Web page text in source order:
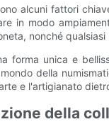
alcuni fattori
in modo
nonché
forma unica e
della
e l'artigianato
della